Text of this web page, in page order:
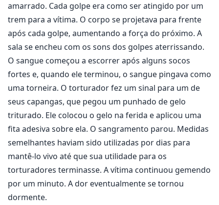
amarrado. Cada golpe era como ser atingido por um
trem para a vítima. O corpo se projetava para frente
após cada golpe, aumentando a força do próximo. A
sala se encheu com os sons dos golpes aterrissando.
O sangue começou a escorrer após alguns socos
fortes e, quando ele terminou, o sangue pingava como
uma torneira. O torturador fez um sinal para um de
seus capangas, que pegou um punhado de gelo
triturado. Ele colocou o gelo na ferida e aplicou uma
fita adesiva sobre ela. O sangramento parou. Medidas
semelhantes haviam sido utilizadas por dias para
mantê-lo vivo até que sua utilidade para os
torturadores terminasse. A vítima continuou gemendo
por um minuto. A dor eventualmente se tornou
dormente.